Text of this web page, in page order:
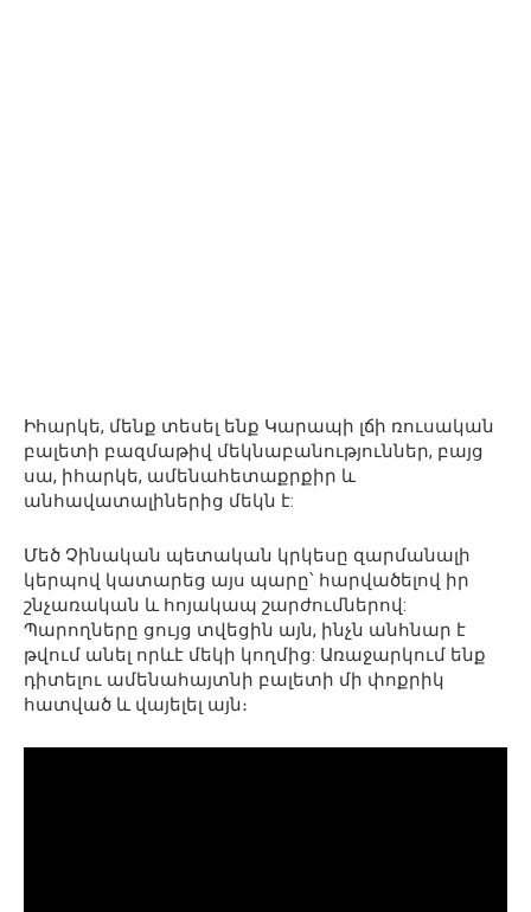
Իհարկե, մենք տեսել ենք Կարապի լճի ռուսական
բալետի բազմաթիվ մեկնաբանություններ, բայց
սա, իհարկե, ամենահետաքրքիր և
անհավատալիներից մեկն է:
Մեծ Չինական պետական ​​կրկեսը զարմանալի
կերպով կատարեց այս պարը՝ հարվածելով իր
շնչառական և հոյակապ շարժումներով:
Պարողները ցույց տվեցին այն, ինչն անհնար է
թվում անել որևէ մեկի կողմից: Առաջարկում ենք
դիտելու ամենահայտնի բալետի մի փոքրիկ
հատված և վայելել այն։